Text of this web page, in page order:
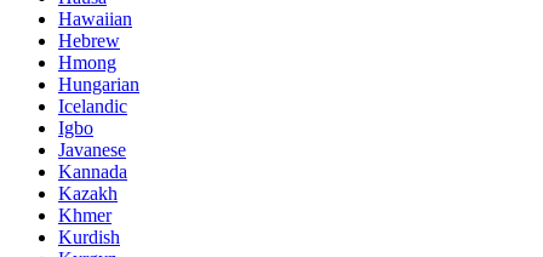
Hawaiian
Hebrew
Hmong
Hungarian
Icelandic
Igbo
Javanese
Kannada
Kazakh
Khmer
Kurdish